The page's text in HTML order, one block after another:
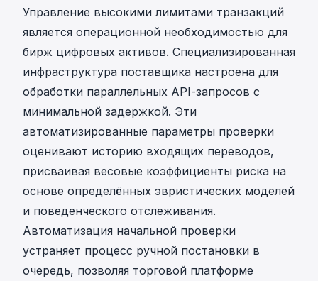
Управление высокими лимитами транзакций
является операционной необходимостью для
бирж цифровых активов. Специализированная
инфраструктура поставщика настроена для
обработки параллельных API-запросов с
минимальной задержкой. Эти
автоматизированные параметры проверки
оценивают историю входящих переводов,
присваивая весовые коэффициенты риска на
основе определённых эвристических моделей
и поведенческого отслеживания.
Автоматизация начальной проверки
устраняет процесс ручной постановки в
очередь, позволяя торговой платформе